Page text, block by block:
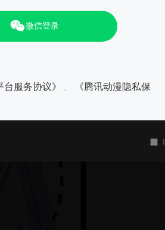
微信登录
台服务协议》
《腾讯动漫隐私保